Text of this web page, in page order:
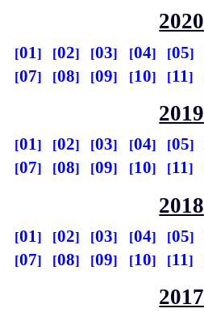
2020
01 02 03 04 05
07
08 09 10 11
2019
01 02 03 04 05
07
08 09 10 11
2018
01 02 03 04 05
07
08 09 10 11
2017